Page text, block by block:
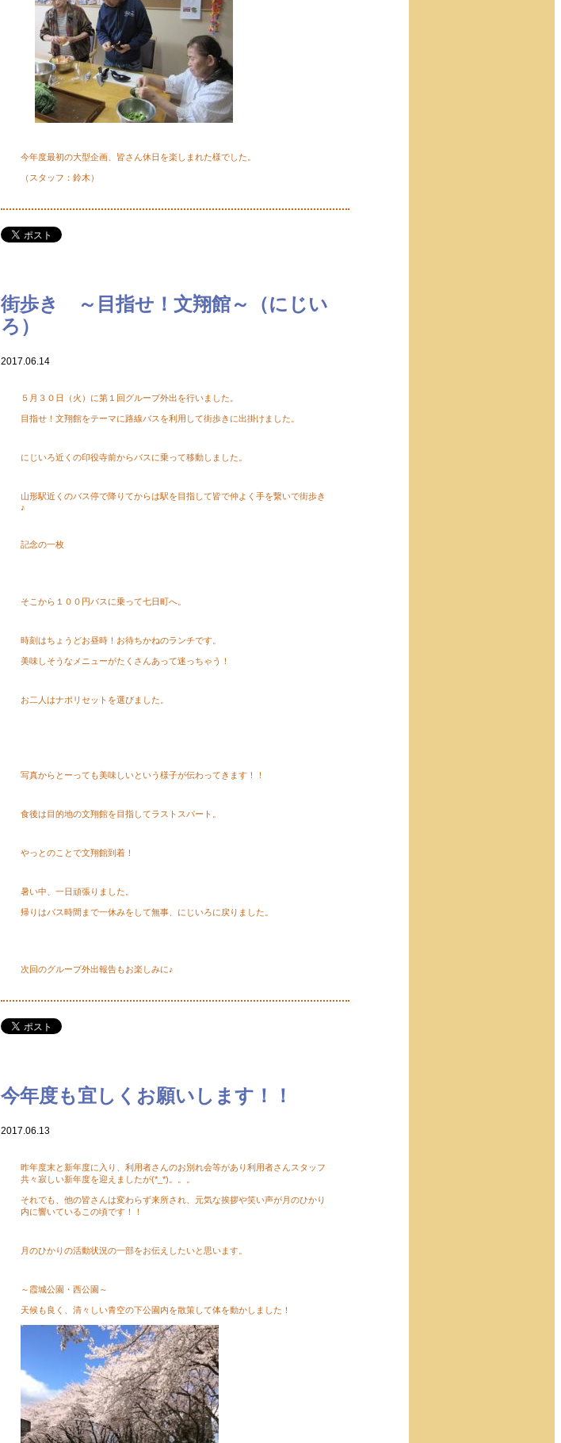
今年度最初の大型企画、皆さん休日を楽しまれた様でした。
（スタッフ：鈴木）
街歩き ～目指せ！文翔館～（にじい
ろ）
2017.06.14
５月３０日（火）に第１回グループ外出を行いました。
目指せ！文翔館をテーマに路線バスを利用して街歩きに出掛けました。
にじいろ近くの印役寺前からバスに乗って移動しました。
山形駅近くのバス停で降りてからは駅を目指して皆で仲よく手を繋いで街歩き
♪
記念の一枚
そこから１００円バスに乗って七日町へ。
時刻はちょうどお昼時！お待ちかねのランチです。
美味しそうなメニューがたくさんあって迷っちゃう！
お二人はナポリセットを選びました。
写真からとーっても美味しいという様子が伝わってきます！！
食後は目的地の文翔館を目指してラストスパート。
やっとのことで文翔館到着！
暑い中、一日頑張りました。
帰りはバス時間まで一休みをして無事、にじいろに戻りました。
次回のグループ外出報告もお楽しみに♪
今年度も宜しくお願いします！！
2017.06.13
昨年度末と新年度に入り、利用者さんのお別れ会等があり利用者さんスタッフ
共々寂しい新年度を迎えましたが(*_*)。。。
それでも、他の皆さんは変わらず来所され、元気な挨拶や笑い声が月のひかり
内に響いているこの頃です！！
月のひかりの活動状況の一部をお伝えしたいと思います。
～霞城公園・西公園～
天候も良く、清々しい青空の下公園内を散策して体を動かしました！